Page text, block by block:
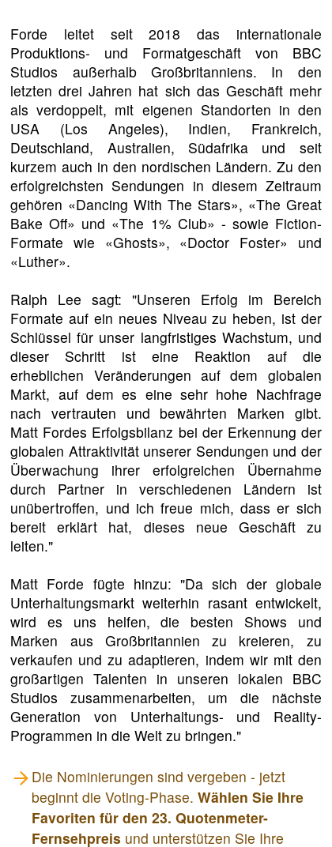
Forde leitet seit 2018 das internationale
Produktions- und Formatgeschäft von BBC
Studios außerhalb Großbritanniens. In den
letzten drei Jahren hat sich das Geschäft mehr
als verdoppelt, mit eigenen Standorten in den
USA (Los Angeles), Indien, Frankreich,
Deutschland, Australien, Südafrika und seit
kurzem auch in den nordischen Ländern. Zu den
erfolgreichsten Sendungen in diesem Zeitraum
gehören «Dancing With The Stars», «The Great
Bake Off» und «The 1% Club» - sowie Fiction-
Formate wie «Ghosts», «Doctor Foster» und
«Luther».
Ralph Lee sagt: "Unseren Erfolg im Bereich
Formate auf ein neues Niveau zu heben, ist der
Schlüssel für unser langfristiges Wachstum, und
dieser Schritt ist eine Reaktion auf die
erheblichen Veränderungen auf dem globalen
Markt, auf dem es eine sehr hohe Nachfrage
nach vertrauten und bewährten Marken gibt.
Matt Fordes Erfolgsbilanz bei der Erkennung der
globalen Attraktivität unserer Sendungen und der
Überwachung ihrer erfolgreichen Übernahme
durch Partner in verschiedenen Ländern ist
unübertroffen, und ich freue mich, dass er sich
bereit erklärt hat, dieses neue Geschäft zu
leiten."
Matt Forde fügte hinzu: "Da sich der globale
Unterhaltungsmarkt weiterhin rasant entwickelt,
wird es uns helfen, die besten Shows und
Marken aus Großbritannien zu kreieren, zu
verkaufen und zu adaptieren, indem wir mit den
großartigen Talenten in unseren lokalen BBC
Studios zusammenarbeiten, um die nächste
Generation von Unterhaltungs- und Reality-
Programmen in die Welt zu bringen."
Die Nominierungen sind vergeben - jetzt
beginnt die Voting-Phase. Wählen Sie Ihre
Favoriten für den 23. Quotenmeter-
Fernsehpreis und unterstützen Sie Ihre